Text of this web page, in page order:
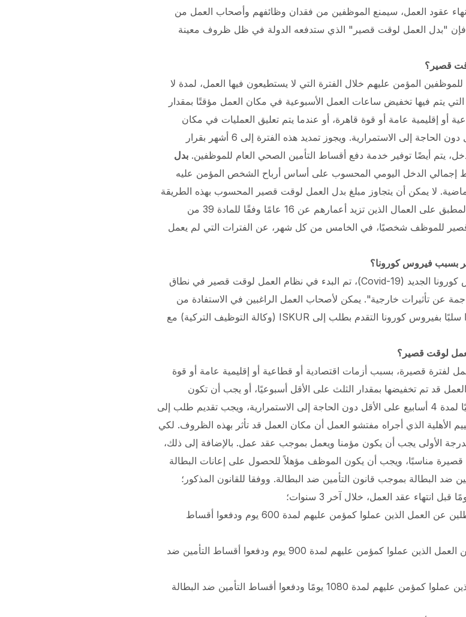
إنهاء عقود العمل، سيمنع الموظفين من فقدان وظائفهم وأصحاب العمل من
فإن "بدل العمل لوقت قصير" الذي ستدفعه الدولة في ظل ظروف معينة
المؤمن عليهم خلال الفترة التي لا يستطيعون فيها العمل، لمدة لا
يتم فيها تخفيض ساعات العمل الأسبوعية في مكان العمل مؤقتًا بمقدار
أو إقليمية عامة أو قوة قاهرة، أو عندما يتم تعليق العمليات في مكان
العمل كليًا أو جزئيًا لمدة أربعة أسابيع على الأقل دون الحاجة إلى الاستمرارية. ويجوز تمديد هذه الفترة إلى 6 أشهر بقرار
يتم أيضًا توفير خدمة دفع أقساط التأمين الصحي العام للموظفين. بدل
إجمالي الدخل اليومي المحسوب على أساس أرباح الشخص المؤمن عليه
لا يمكن أن يتجاوز مبلغ بدل العمل لوقت قصير المحسوب بهذه الطريقة
150% من إجمالي الحد الأدنى للأجور الشهري المطبق على العمال الذين تزيد أعمارهم عن 16 عامًا وفقًا للمادة 39 من
للموظف شخصيًا، في الخامس من كل شهر، عن الفترات التي لم يعمل
مع الأخذ في الاعتبار التأثيرات المحتملة لفيروس كورونا الجديد (Covid-19)، تم البدء في نظام العمل لوقت قصير في نطاق
عن تأثيرات خارجية". يمكن لأصحاب العمل الراغبين في الاستفادة من
نظام العمل لوقت قصير على أساس أنهم تأثروا سلبًا بفيروس كورونا التقدم بطلب إلى ISKUR (وكالة التوظيف التركية) مع
لفترة قصيرة، بسبب أزمات اقتصادية أو قطاعية أو إقليمية عامة أو قوة
قد تم تخفيضها بمقدار الثلث على الأقل أسبوعيًا، أو يجب أن تكون
الأنشطة في مكان العمل تم تعليقك كليًا أو جزئيًا لمدة 4 أسابيع على الأقل دون الحاجة إلى الاستمرارية، ويجب تقديم طلب إلى
الأهلية الذي أجراه مفتشو العمل أن مكان العمل قد تأثر بهذه الظروف. لكي
الأولى يجب أن يكون مؤمنا ويعمل بموجب عقد عمل. بالإضافة إلى ذلك،
مناسبًا، ويجب أن يكون الموظف مؤهلاً للحصول على إعانات البطالة
البطالة بموجب قانون التأمين ضد البطالة. ووفقا للقانون المذكور؛
أ) يجب أن يحصل الأشخاص المؤمن عليهم العاطلين عن العمل الذين عملوا كمؤمن عليهم لمدة 600 يوم ودفعوا أقساط
ب) يحصل الأشخاص المؤمن عليهم العاطلين عن العمل الذين عملوا كمؤمن عليهم لمدة 900 يوم ودفعوا أقساط التأمين ضد
ج) يحصل المؤمن عليهم العاطلين عن العمل الذين عملوا كمؤمن عليهم لمدة 1080 يومًا ودفعوا أقساط التأمين ضد البطالة